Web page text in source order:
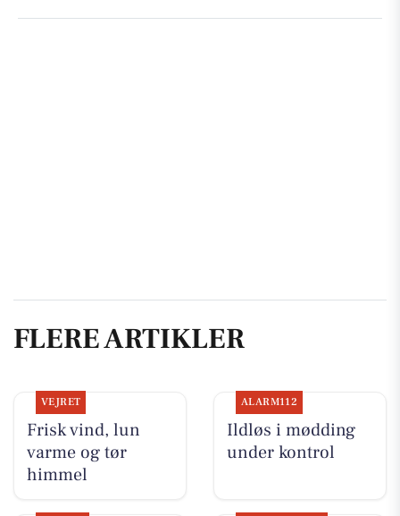
FLERE ARTIKLER
VEJRET
Frisk vind, lun
varme og tør
himmel
ALARM112
Ildløs i mødding
under kontrol